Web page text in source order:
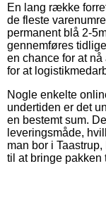
En lang række
de fleste
permanent blå 2-
gennemføres
en chance for at nå
for at
Nogle enkelte
undertiden er det
en bestemt sum.
leveringsmåde,
man bor i
til at bringe pakken